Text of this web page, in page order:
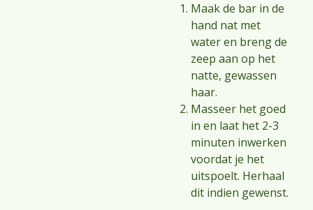
Maak de bar in de
hand nat met
water en breng de
zeep aan op het
natte, gewassen
haar.
Masseer het goed
in en laat het 2-3
minuten inwerken
voordat je het
uitspoelt. Herhaal
dit indien gewenst.